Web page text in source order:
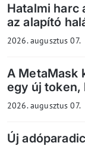
Hatalmi harc
az alapító
2026. augusztus 07.
A MetaMask
egy új token,
2026. augusztus 07.
Új